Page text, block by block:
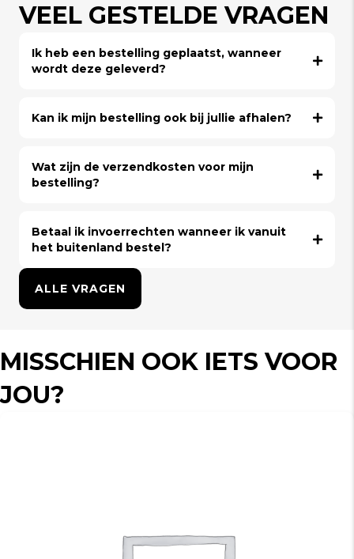
VEEL GESTELDE VRAGEN
Ik heb een bestelling geplaatst, wanneer
wordt deze geleverd?
Kan ik mijn bestelling ook bij jullie afhalen?
Wat zijn de verzendkosten voor mijn
bestelling?
Betaal ik invoerrechten wanneer ik vanuit
het buitenland bestel?
ALLE VRAGEN
MISSCHIEN OOK IETS VOOR
JOU?